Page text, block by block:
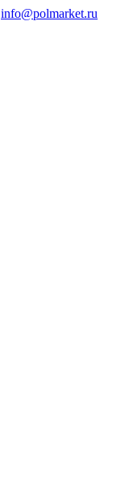
info@polmarket.ru